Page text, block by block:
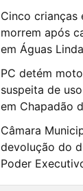
Cinco crianças
morrem após
em Águas
PC detém
suspeita de
em Chapadão
Câmara
devolução do
Poder